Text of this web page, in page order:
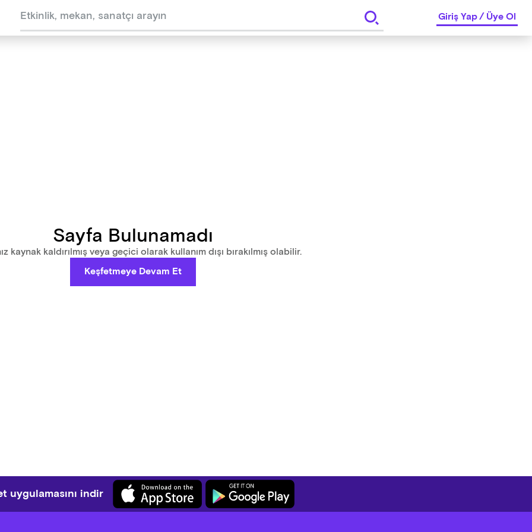
Giriş Yap/Üye Ol
Sayfa Bulunamadı
kaynak kaldırılmış veya geçici olarak kullanım dışı bırakılmış olabilir.
Keşfetmeye Devam Et
uygulamasını indir